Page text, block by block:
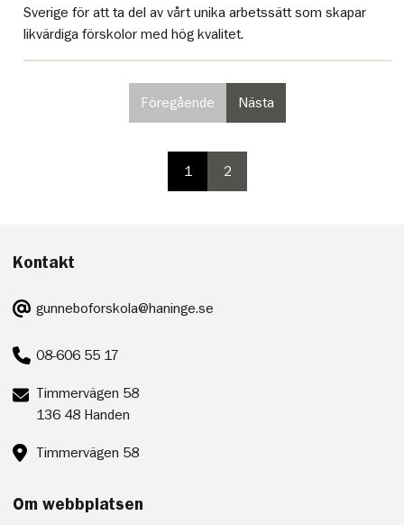
Sverige för att ta del av vårt unika arbetssätt som skapar
likvärdiga förskolor med hög kvalitet.
Föregående
sida
i
valbar
på
Nästa
sida
i
paginering
sida
1
paginering
sida
2
Kontakt
E-
post:
gunneboforskola@haninge.se
Telefon:
08-606 55 17
Postadress:
Timmervägen 58
136 48 Handen
Besöksadress:
Timmervägen 58
Om webbplatsen